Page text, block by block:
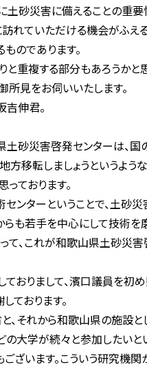
土砂災害に備えることの重
れていただける機会がふえ
のであります。
と重複する部分もあろうか
見をお伺いいたします。
伸君。
砂災害啓発センターは、国
方移転しましょうというよ
ております。
ターということで、土砂
も若手を中心にして技術
、これが和歌山県土砂災害
おりまして、濱口議員を初
ております。
、それから和歌山県の施設と
大学が続々と参加したいと
ざいます。こういう研究機